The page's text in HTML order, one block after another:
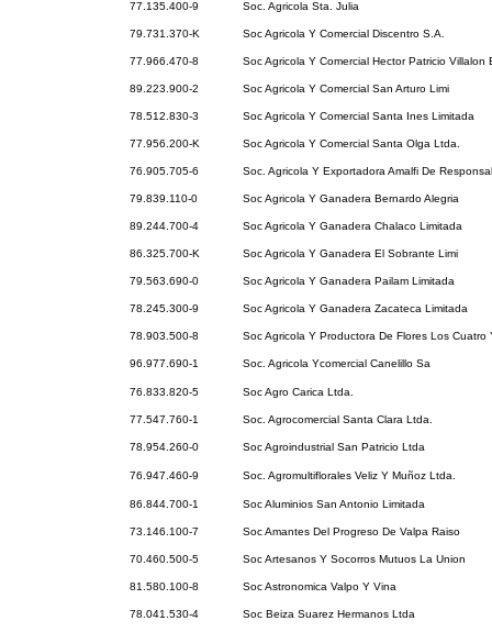
77.135.400-9 Soc. Agricola Sta. Julia
79.731.370-K Soc Agricola Y Comercial Discentro S.A.
77.966.470-8 Soc Agricola Y Comercial Hector Patricio Villalon
89.223.900-2 Soc Agricola Y Comercial San Arturo Limi
78.512.830-3 Soc Agricola Y Comercial Santa Ines Limitada
77.956.200-K Soc Agricola Y Comercial Santa Olga Ltda.
76.905.705-6 Soc. Agricola Y Exportadora Amalfi De
79.839.110-0 Soc Agricola Y Ganadera Bernardo Alegria
89.244.700-4 Soc Agricola Y Ganadera Chalaco Limitada
86.325.700-K Soc Agricola Y Ganadera El Sobrante Limi
79.563.690-0 Soc Agricola Y Ganadera Pailam Limitada
78.245.300-9 Soc Agricola Y Ganadera Zacateca Limitada
78.903.500-8 Soc Agricola Y Productora De Flores Los Cuatro
96.977.690-1 Soc. Agricola Ycomercial Canelillo Sa
76.833.820-5 Soc Agro Carica Ltda.
77.547.760-1 Soc. Agrocomercial Santa Clara Ltda.
78.954.260-0 Soc Agroindustrial San Patricio Ltda
76.947.460-9 Soc. Agromultiflorales Veliz Y Muñoz Ltda.
86.844.700-1 Soc Aluminios San Antonio Limitada
73.146.100-7 Soc Amantes Del Progreso De Valpa Raiso
70.460.500-5 Soc Artesanos Y Socorros Mutuos La Union
81.580.100-8 Soc Astronomica Valpo Y Vina
78.041.530-4 Soc Beiza Suarez Hermanos Ltda